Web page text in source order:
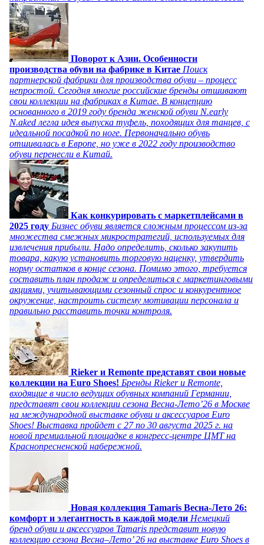
Поворот к Азии. Особенности
производства обуви на фабрике в Китае Поиск
партнерской фабрики для производства обуви – процесс
непростой. Сегодня многие российские бренды отшивают
свои коллекции на фабриках в Китае. В концепцию
основанного в 2019 году бренда женской обуви N.early
N.aked легла идея выпуска туфель, походящих для танцев, с
идеальной посадкой по ноге. Первоначально обувь
отшивалась в Европе, но уже в 2022 году производство
обуви перенесли в Китай.
Как конкурировать с маркетплейсами в
2025 году Бизнес обуви является сложным процессом из-за
множества смежных микростратегий, используемых для
извлечения прибыли. Надо определить, сколько закупить
товара, какую установить торговую наценку, утвердить
норму остатков в конце сезона. Помимо этого, требуется
составить план продаж и определиться с маркетинговыми
акциями, учитывающими сезонный спрос и конкурентное
окружение, настроить систему мотивации персонала и
правильно расставить точки контроля.
Rieker и Remonte представят свои новые
коллекции на Euro Shoes! Бренды Rieker и Remonte,
входящие в число ведущих обувных компаний Германии,
представят свои коллекции сезона Весна-Лето’26 в Москве
на международной выставке обуви и аксессуаров Euro
Shoes! Выставка пройдет c 27 по 30 августа 2025 г. на
новой премиальной площадке в конгресс-центре ЦМТ на
Краснопресненской набережной.
Новая коллекция Tamaris Весна-Лето 26:
комфорт и элегантность в каждой модели Немецкий
бренд обуви и аксессуаров Tamaris представит новую
коллекцию сезона Весна–Лето’ 26 на выставке Euro Shoes в